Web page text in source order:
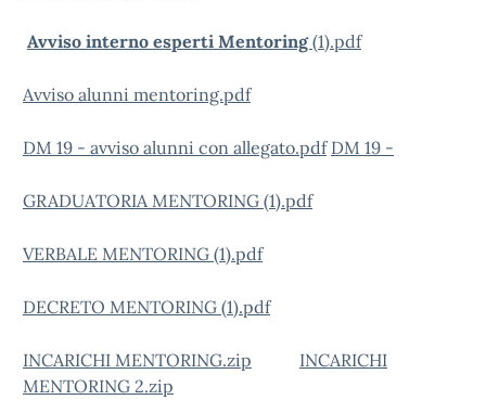
Avviso interno esperti Mentoring(1).pdf
Avviso alunni mentoring.pdf
DM 19 - avviso alunni con allegato.pdf DM 19 -
GRADUATORIA MENTORING (1).pdf
VERBALE MENTORING (1).pdf
DECRETO MENTORING (1).pdf
INCARICHI MENTORING.zip
INCARICHI
MENTORING 2.zip